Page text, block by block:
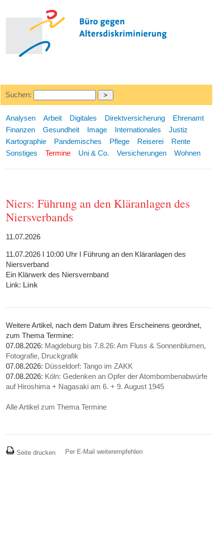
Suchen:
Analysen Arbeit Digitales Direktversicherung
Ehrenamt
Finanzen
Gesundheit Image Internationales
Justiz
Kartographie
Pandemisches Pflege Reiserei
Rente
Sonstiges
Termine Uni & Co. Versicherungen Wohnen
Niers: Führung an den Kläranlagen des
Niersverbands
11.07.2026
11.07.2026 I 10:00 Uhr I Führung an den Kläranlagen des
Niersverband
Ein Klärwerk des Niersvernband
Link: Link
Weitere Artikel, nach dem Datum ihres Erscheinens geordnet,
zum Thema Termine:
07.08.2026: Magdeburg bis 7.8.26: Am Fluss & Sonnenblumen,
Fotografie, Druckgrafik
07.08.2026: Düsseldorf: Tango im ZAKK
07.08.2026: Köln: Gedenken an Opfer der Atombombenabwürfe
auf Hiroshima + Nagasaki am 6. + 9. August 1945
Alle Artikel zum Thema Termine
Seite drucken Per E-Mail weiterempfehlen